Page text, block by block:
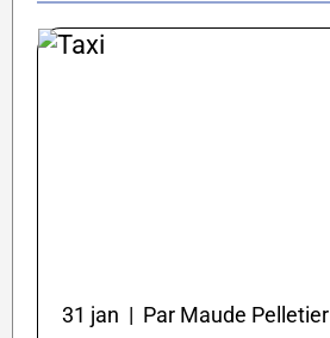
31 jan | Par Maude Pelletier